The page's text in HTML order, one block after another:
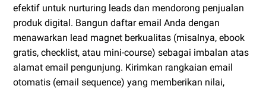
efektif untuk nurturing leads dan mendorong penjualan
produk digital. Bangun daftar email Anda dengan
menawarkan lead magnet berkualitas (misalnya, ebook
gratis, checklist, atau mini-course) sebagai imbalan atas
alamat email pengunjung. Kirimkan rangkaian email
otomatis (email sequence) yang memberikan nilai,